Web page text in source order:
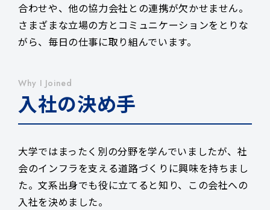
合わせや、他の協力会社との連携が欠かせません。
さまざまな立場の方とコミュニケーションをとりな
がら、毎日の仕事に取り組んでいます。
Why I Joined
入社の決め手
大学ではまったく別の分野を学んでいましたが、社
会のインフラを支える道路づくりに興味を持ちまし
た。文系出身でも役に立てると知り、この会社への
入社を決めました。